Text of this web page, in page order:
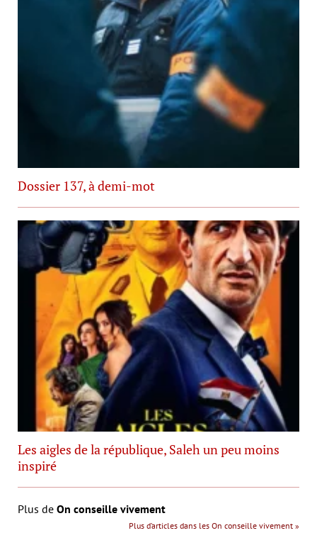
Dossier 137, à demi-mot
Les aigles de la république, Saleh un peu moins
inspiré
Plus de On conseille vivement
Plus d’articles dans les On conseille vivement »